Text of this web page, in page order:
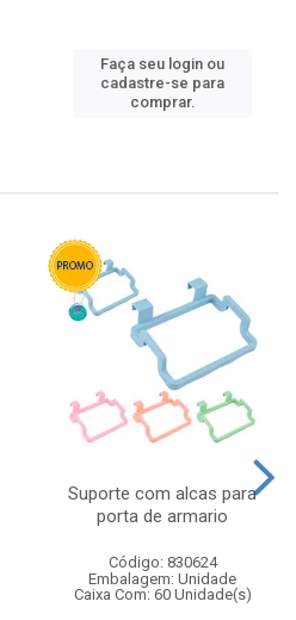
Faça seu login ou
cadastre-se para
comprar.
Suporte com alcas para
porta de armario
Código: 830624
Embalagem: Unidade
Caixa Com: 60 Unidade(s)